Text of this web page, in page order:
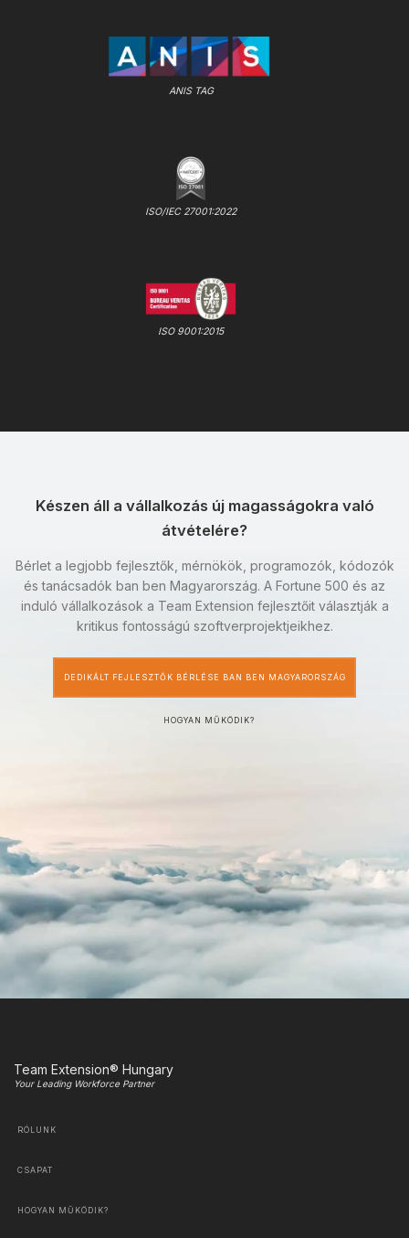
ANIS TAG
ISO/IEC 27001:2022
ISO 9001:2015
Készen áll a vállalkozás új magasságokra való
átvételére?
Bérlet a legjobb fejlesztők, mérnökök, programozók, kódozók
és tanácsadók ban ben Magyarország. A Fortune 500 és az
induló vállalkozások a Team Extension fejlesztőit választják a
kritikus fontosságú szoftverprojektjeikhez.
DEDIKÁLT FEJLESZTŐK BÉRLÉSE BAN BEN MAGYARORSZÁG
HOGYAN MŰKÖDIK?
Team Extension® Hungary
Your Leading Workforce Partner
RÓLUNK
CSAPAT
HOGYAN MŰKÖDIK?